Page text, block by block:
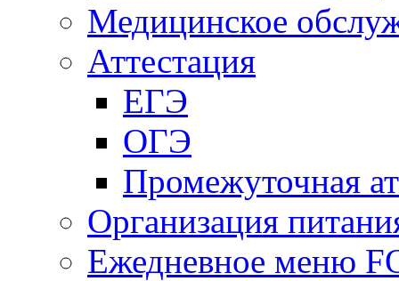
Медицинское
Аттестация
ЕГЭ
ОГЭ
Промежуточная
Организация
Ежедневное меню